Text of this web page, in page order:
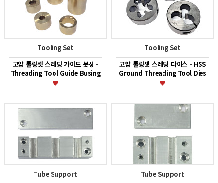
Tooling Set
고압 툴링셋 스레딩 가이드 붓싱 -
Threading Tool Guide Busing
Tooling Set
고압 툴링셋 스레딩 다이스 - HSS
Ground Threading Tool Dies
Tube Support
Tube Support